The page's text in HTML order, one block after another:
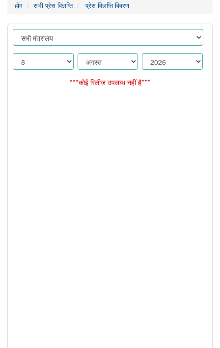
होम सभी प्रेस विज्ञप्ति प्रेस विज्ञप्ति विवरण
***कोई रिलीज उपलब्ध नहीं है***